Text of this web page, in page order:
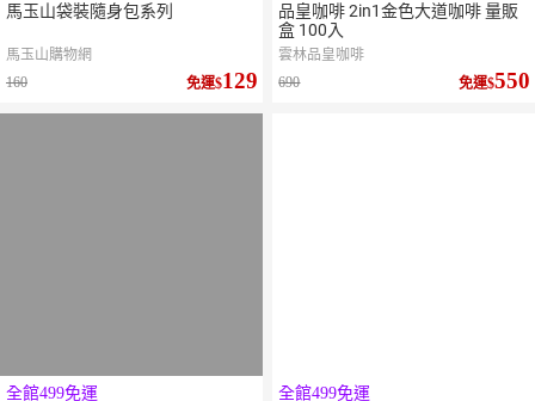
馬玉山袋裝隨身包系列
馬玉山購物網
160
免運 129
品皇咖啡 2in1金色大道咖啡 量販
盒 100入
雲林品皇咖啡
690
免運 550
全館499免運 全館499免運